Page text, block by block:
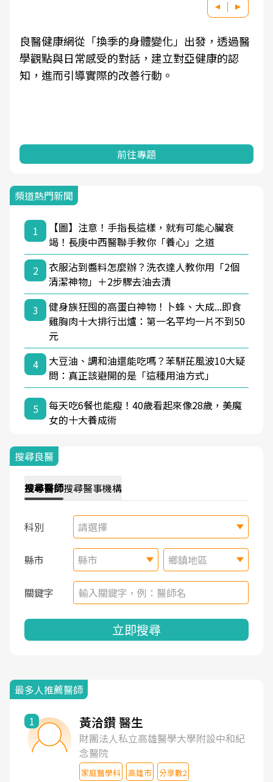
良醫健康網從「換季的身體變化」出發，透過醫
學觀點與日常感受的對話，建立對亞健康的認
知，進而引導實際的改善行動。
前往專題
頻道熱門新聞
1
【圖】注意！手指長這樣，就有可能心臟衰
竭！長庚中西醫聯手教你「養心」之道
2
衣服沾到醬料怎麼辦？洗衣達人教你用「2個
清潔神物」＋2步驟去油去漬
3
健身族狂囤的高蛋白神物！卜蜂、大成...即食
雞胸肉十大排行出爐：第一名平均一片不到50
元
4
大豆油、調和油還能吃嗎？苯駢芘風波10大疑
問：真正該避開的是「這種用油方式」
5
每天吃6餐也能瘦！40歲看起來像28歲，美魔
女的十大養成術
搜尋良醫
搜尋醫師搜尋醫事機構
科別 請選擇
縣市 縣市 鄉鎮地區
關鍵字
立即搜尋
最多人推薦醫師
1 黃洽鑽 醫生
財團法人私立高雄醫學大學附設中和紀
念醫院
家庭醫學科 高雄市 分享數2